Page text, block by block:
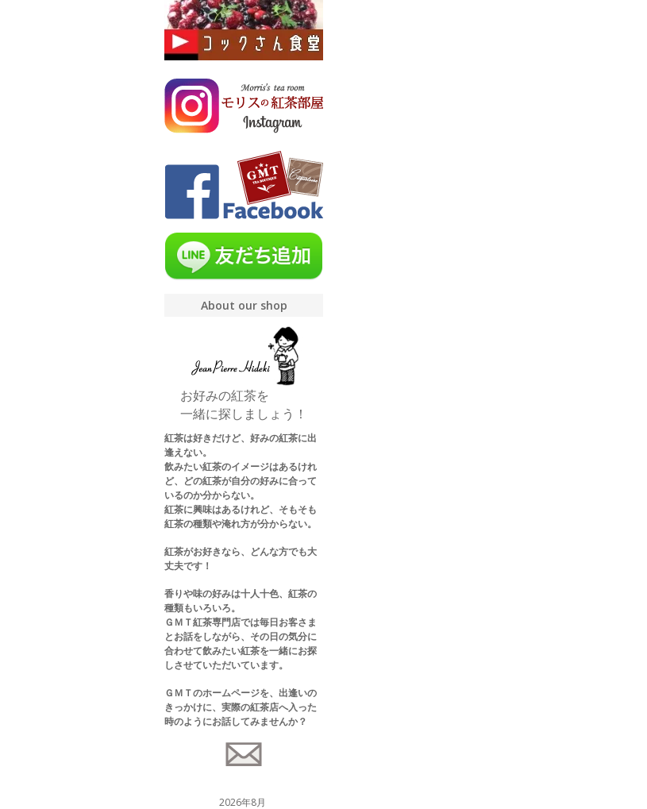
About our shop
お好みの紅茶を
一緒に探しましょう！
紅茶は好きだけど、好みの紅茶に出
逢えない。
飲みたい紅茶のイメージはあるけれ
ど、どの紅茶が自分の好みに合って
いるのか分からない。
紅茶に興味はあるけれど、そもそも
紅茶の種類や淹れ方が分からない。
紅茶がお好きなら、どんな方でも大
丈夫です！
香りや味の好みは十人十色、紅茶の
種類もいろいろ。
ＧＭＴ紅茶専門店では毎日お客さま
とお話をしながら、その日の気分に
合わせて飲みたい紅茶を一緒にお探
しさせていただいています。
ＧＭＴのホームページを、出逢いの
きっかけに、実際の紅茶店へ入った
時のようにお話してみませんか？
2026年8月